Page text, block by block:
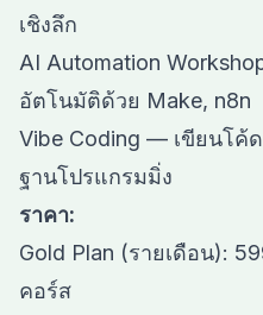
เชิงลึก
AI Automation
อัตโนมัติด้วย Make, n8n
Vibe Coding — เขียนโค้
ฐานโปรแกรมมิ่ง
ราคา:
Gold Plan (รายเดือน):
คอร์ส